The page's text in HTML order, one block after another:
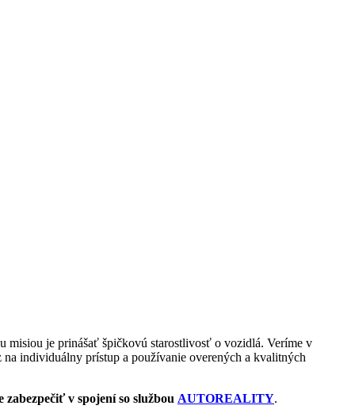
misiou je prinášať špičkovú starostlivosť o vozidlá. Veríme v
individuálny prístup a používanie overených a kvalitných
v spojení so službou AUTOREALITY.